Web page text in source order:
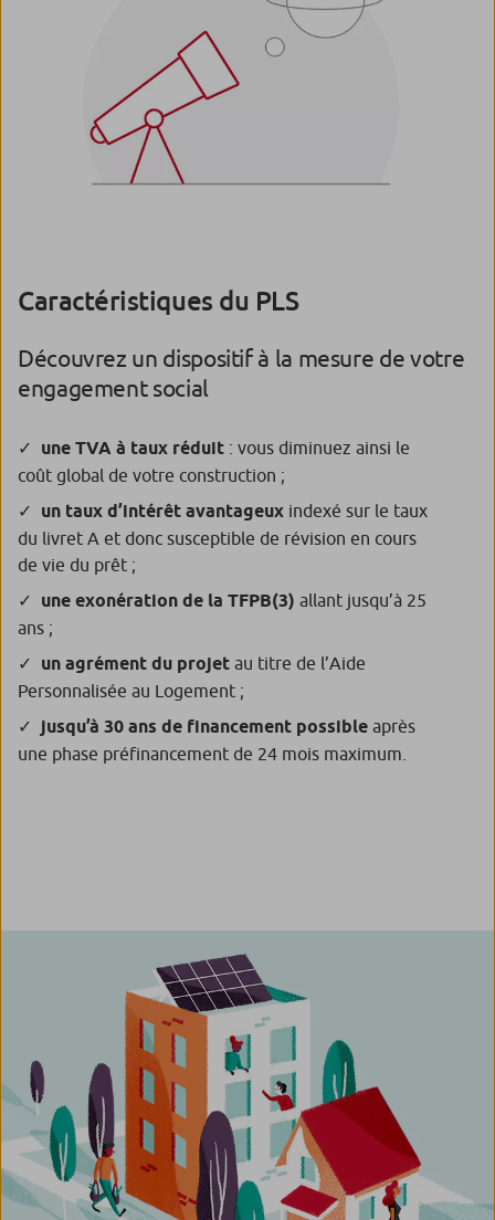
Caractéristiques du PLS
Découvrez un dispositif à la mesure de votre
engagement social
une TVA à taux réduit : vous diminuez ainsi le
coût global de votre construction ;
un taux d’intérêt avantageux indexé sur le taux
du livret A et donc susceptible de révision en cours
de vie du prêt ;
une exonération de la TFPB(3) allant jusqu’à 25
ans ;
un agrément du projet au titre de l’Aide
Personnalisée au Logement ;
jusqu’à 30 ans de financement possible après
une phase préfinancement de 24 mois maximum.